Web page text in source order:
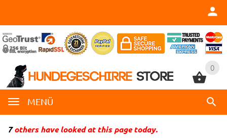
0
MENÜ
0
7others have looked at this page today.